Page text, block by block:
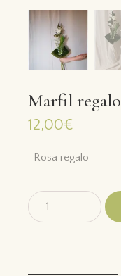
Marfil regalo
12,00€
Rosa regalo